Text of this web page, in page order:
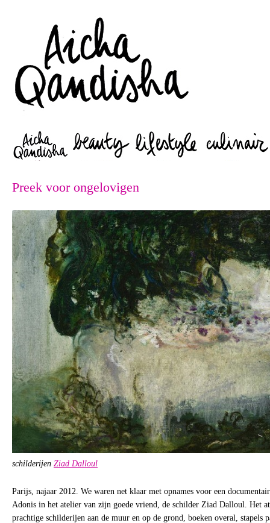
Preek voor ongelovigen
schilderijen Ziad Dalloul
Parijs, najaar 2012. We waren net klaar met opnames voor een
Adonis in het atelier van zijn goede vriend, de schilder Ziad Dalloul. Het
prachtige schilderijen aan de muur en op de grond, boeken overal, stapels